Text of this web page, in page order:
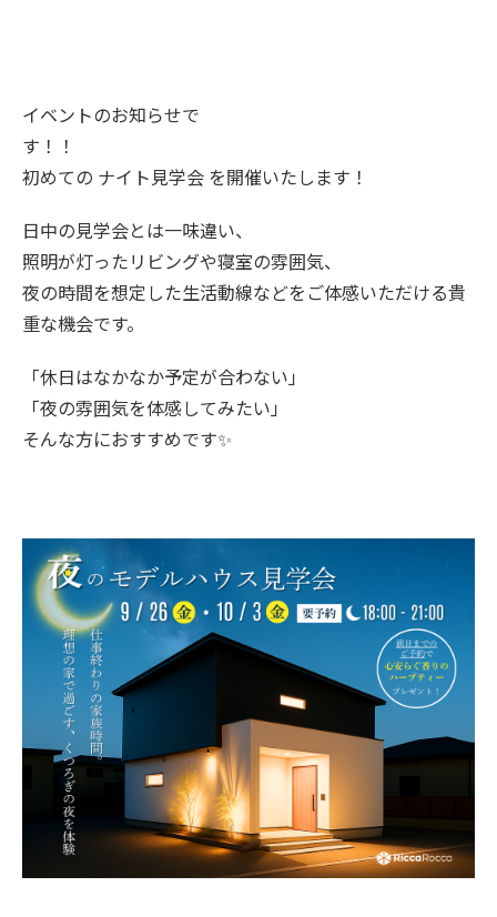
イベントのお知らせで
す！！
初めての ナイト見学会 を開催いたします！
日中の見学会とは一味違い、
照明が灯ったリビングや寝室の雰囲気、
夜の時間を想定した生活動線などをご体感いただける貴
重な機会です。
「休日はなかなか予定が合わない」
「夜の雰囲気を体感してみたい」
そんな方におすすめです✨